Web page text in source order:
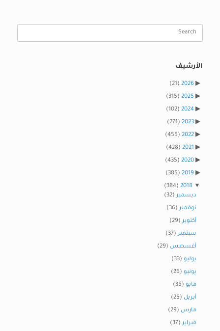
Search
الأرشيف
2026
(21)
2025
(315)
2024
(102)
2023
(271)
2022
(455)
2021
(428)
2020
(435)
2019
(385)
2018
(384)
ديسمبر(32)
نوفمبر(36)
أكتوبر(29)
سبتمبر(37)
أغسطس (29)
يوليو (33)
يونيو (26)
مايو (35)
أبريل (25)
مارس (29)
فبراير(37)